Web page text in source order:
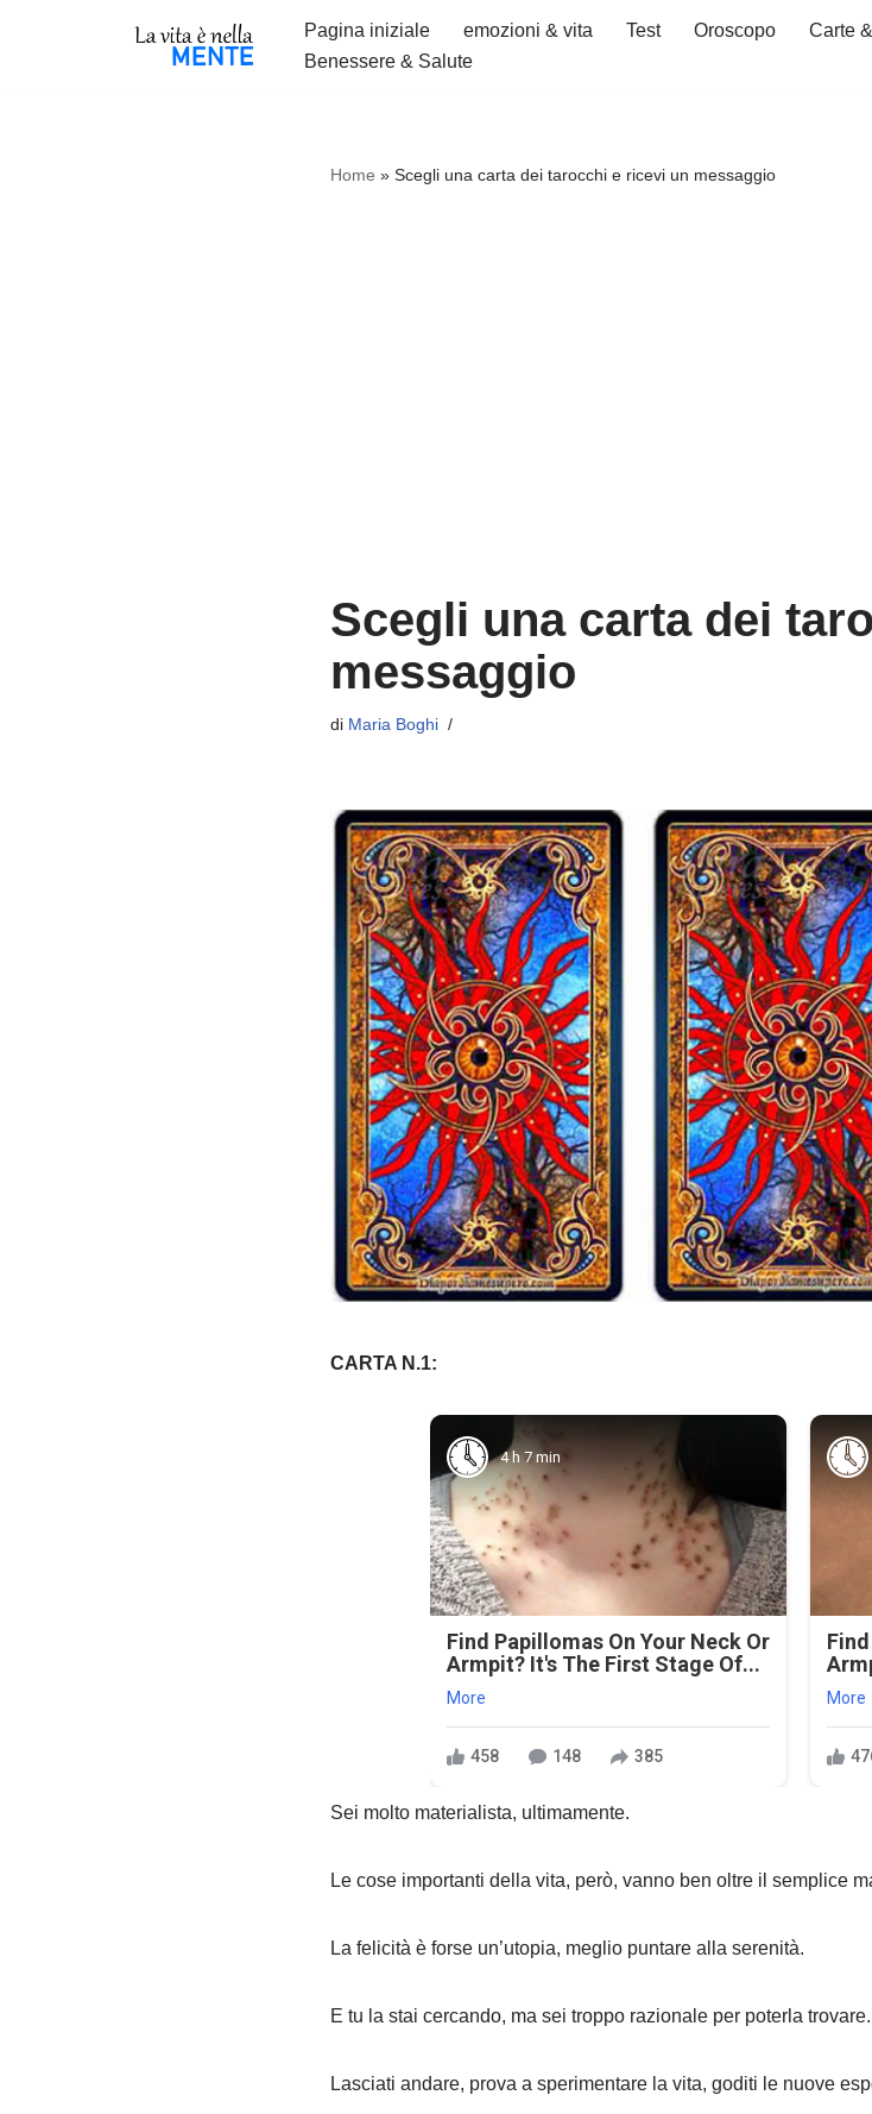
Pagina iniziale emozioni & vita Test Oroscopo Carte
Benessere & Salute
Home » Scegli una carta dei tarocchi e ricevi un messaggio
Scegli una carta dei
messaggio
di Maria Boghi
CARTA N.1:
4 h 7 min
Find Papillomas On Your Neck Or
Armpit? It's The First Stage Of...
More
458 148 385
More
Sei molto materialista, ultimamente.
Le cose importanti della vita, però, vanno ben oltre il semplice
La felicità è forse un’utopia, meglio puntare alla serenità.
E tu la stai cercando, ma sei troppo razionale per poterla trovare.
Lasciati andare, prova a sperimentare la vita, goditi le nuove